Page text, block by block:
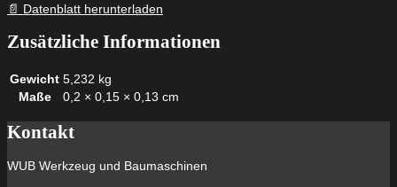
📄 Datenblatt herunterladen
Zusätzliche Informationen
Gewicht 5,232 kg
Maße
0,2 × 0,15 × 0,13 cm
Kontakt
WUB Werkzeug und Baumaschinen